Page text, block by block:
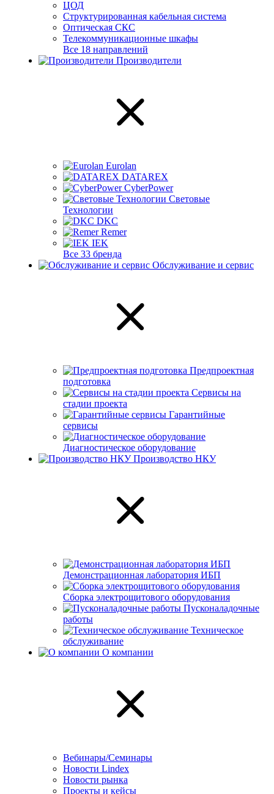
ЦОД
Структурированная кабельная система
Оптическая СКС
Телекоммуникационные шкафы
Все 18 направлений
Производители
Eurolan
DATAREX
CyberPower
Световые
Технологии
DKC
Remer
IEK
Все 33 бренда
Обслуживание и сервис
Предпроектная
подготовка
Сервисы на
стадии проекта
Гарантийные
сервисы
Диагностическое оборудование
Производство НКУ
Демонстрационная лаборатория ИБП
Сборка электрощитового оборудования
Пусконаладочные
работы
Техническое
обслуживание
О компании
Вебинары/Семинары
Новости Lindex
Новости рынка
Проекты и кейсы